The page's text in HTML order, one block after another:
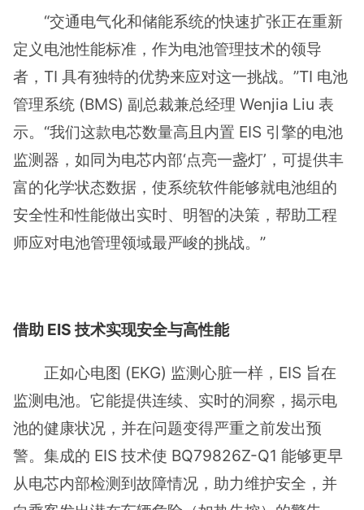
“交通电气化和储能系统的快速扩张正在重新
定义电池性能标准，作为电池管理技术的领导
者，TI 具有独特的优势来应对这一挑战。”TI 电池
管理系统 (BMS) 副总裁兼总经理 Wenjia Liu 表
示。“我们这款电芯数量高且内置 EIS 引擎的电池
监测器，如同为电芯内部‘点亮一盏灯’，可提供丰
富的化学状态数据，使系统软件能够就电池组的
安全性和性能做出实时、明智的决策，帮助工程
师应对电池管理领域最严峻的挑战。”
借助 EIS 技术实现安全与高性能
正如心电图 (EKG) 监测心脏一样，EIS 旨在
监测电池。它能提供连续、实时的洞察，揭示电
池的健康状况，并在问题变得严重之前发出预
警。集成的 EIS 技术使 BQ79826Z-Q1 能够更早
从电芯内部检测到故障情况，助力维护安全，并